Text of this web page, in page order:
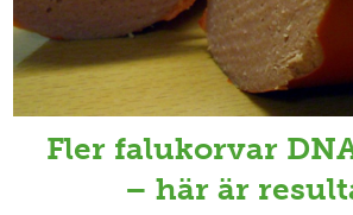
Fler falukorvar
– här är